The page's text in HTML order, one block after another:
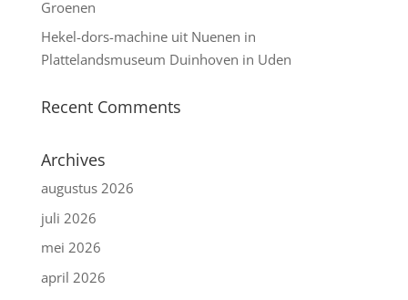
Groenen
Hekel-dors-machine uit Nuenen in
Plattelandsmuseum Duinhoven in Uden
Recent Comments
Archives
augustus 2026
juli 2026
mei 2026
april 2026